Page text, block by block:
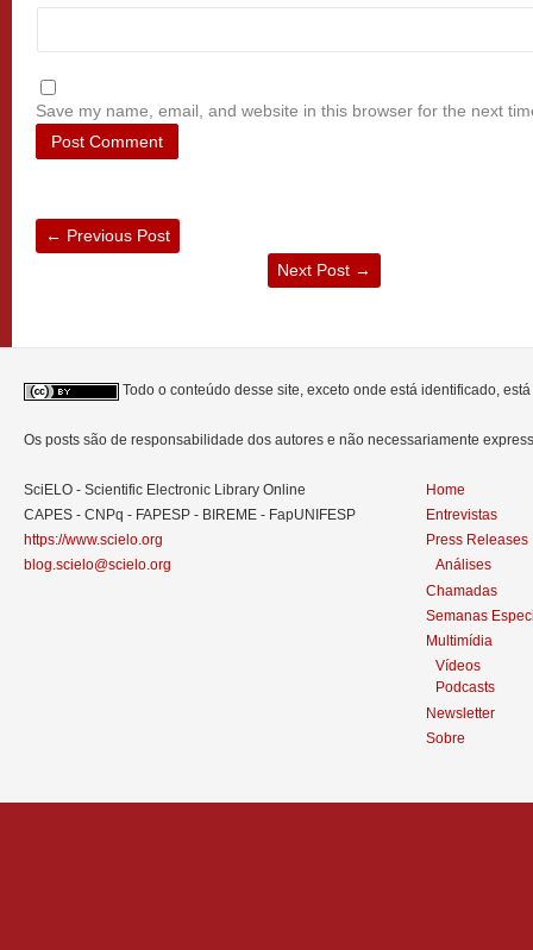
Save my name, email, and website in this browser for the next
← Previous Post
Next Post →
Todo o conteúdo desse site, exceto onde está identificado,
Os posts são de responsabilidade dos autores e não necessariamente
SciELO - Scientific Electronic Library Online
CAPES - CNPq - FAPESP - BIREME - FapUNIFESP
https://www.scielo.org
blog.scielo@scielo.org
Home
Entrevistas
Press Releases
Análises
Chamadas
Semanas
Multimídia
Vídeos
Podcasts
Newsletter
Sobre